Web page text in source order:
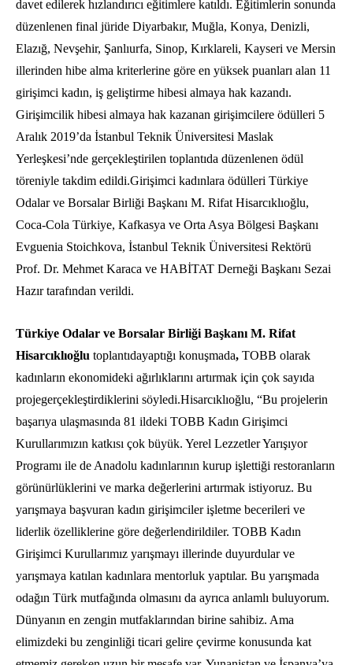
davet edilerek hızlandırıcı eğitimlere katıldı. Eğitimlerin sonunda
düzenlenen final jüride Diyarbakır, Muğla, Konya, Denizli,
Elazığ, Nevşehir, Şanlıurfa, Sinop, Kırklareli, Kayseri ve Mersin
illerinden hibe alma kriterlerine göre en yüksek puanları alan 11
girişimci kadın, iş geliştirme hibesi almaya hak kazandı.
Girişimcilik hibesi almaya hak kazanan girişimcilere ödülleri 5
Aralık 2019’da İstanbul Teknik Üniversitesi Maslak
Yerleşkesi’nde gerçekleştirilen toplantıda düzenlenen ödül
töreniyle takdim edildi.Girişimci kadınlara ödülleri Türkiye
Odalar ve Borsalar Birliği Başkanı M. Rifat Hisarcıklıoğlu,
Coca-Cola Türkiye, Kafkasya ve Orta Asya Bölgesi Başkanı
Evguenia Stoichkova, İstanbul Teknik Üniversitesi Rektörü
Prof. Dr. Mehmet Karaca ve HABİTAT Derneği Başkanı Sezai
Hazır tarafından verildi.
Türkiye Odalar ve Borsalar Birliği Başkanı M. Rifat
Hisarcıklıoğlu toplantıdayaptığı konuşmada, TOBB olarak
kadınların ekonomideki ağırlıklarını artırmak için çok sayıda
projegerçekleştirdiklerini söyledi.Hisarcıklıoğlu, “Bu projelerin
başarıya ulaşmasında 81 ildeki TOBB Kadın Girişimci
Kurullarımızın katkısı çok büyük. Yerel Lezzetler Yarışıyor
Programı ile de Anadolu kadınlarının kurup işlettiği restoranların
görünürlüklerini ve marka değerlerini artırmak istiyoruz. Bu
yarışmaya başvuran kadın girişimciler işletme becerileri ve
liderlik özelliklerine göre değerlendirildiler. TOBB Kadın
Girişimci Kurullarımız yarışmayı illerinde duyurdular ve
yarışmaya katılan kadınlara mentorluk yaptılar. Bu yarışmada
odağın Türk mutfağında olmasını da ayrıca anlamlı buluyorum.
Dünyanın en zengin mutfaklarından birine sahibiz. Ama
elimizdeki bu zenginliği ticari gelire çevirme konusunda kat